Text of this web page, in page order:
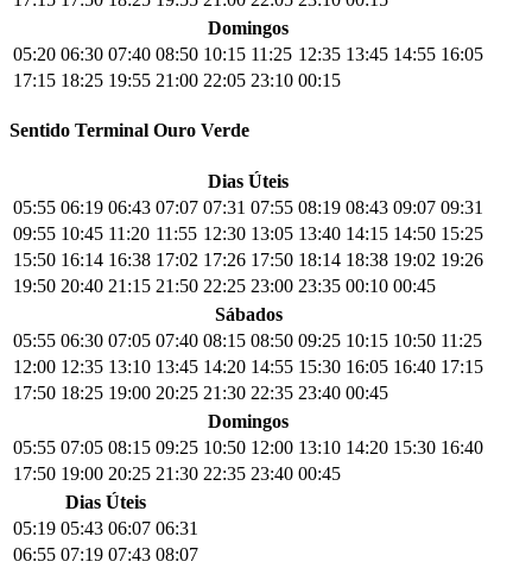
Domingos
05:20 06:30 07:40 08:50 10:15 11:25 12:35 13:45 14:55 16:05
17:15 18:25 19:55 21:00 22:05 23:10 00:15
Sentido Terminal Ouro Verde
Dias Úteis
05:55 06:19 06:43 07:07 07:31 07:55 08:19 08:43 09:07 09:31
09:55 10:45 11:20 11:55 12:30 13:05 13:40 14:15 14:50 15:25
15:50 16:14 16:38 17:02 17:26 17:50 18:14 18:38 19:02 19:26
19:50 20:40 21:15 21:50 22:25 23:00 23:35 00:10 00:45
Sábados
05:55 06:30 07:05 07:40 08:15 08:50 09:25 10:15 10:50 11:25
12:00 12:35 13:10 13:45 14:20 14:55 15:30 16:05 16:40 17:15
17:50 18:25 19:00 20:25 21:30 22:35 23:40 00:45
Domingos
05:55 07:05 08:15 09:25 10:50 12:00 13:10 14:20 15:30 16:40
17:50 19:00 20:25 21:30 22:35 23:40 00:45
Dias Úteis
05:19 05:43 06:07 06:31
06:55 07:19 07:43 08:07